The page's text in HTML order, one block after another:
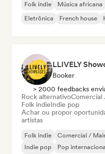
Folk indie Música africana
Eletrônica
French house
LLIVELY
Booker
> 2000 feedbacks
Rock alternativoComercial
Folk indieIndie pop
Achar ou propor
artistas
Folk indie Comercial /
Indie pop
Pop